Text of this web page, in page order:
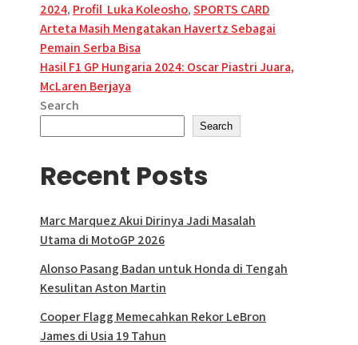
2024, Profil Luka Koleosho,SPORTS CARD
Post
navigation
Arteta Masih Mengatakan Havertz Sebagai
Pemain Serba Bisa
Hasil F1 GP Hungaria 2024: Oscar Piastri Juara,
McLaren Berjaya
Search
Search
Recent Posts
Marc Marquez Akui Dirinya Jadi Masalah
Utama di MotoGP 2026
Alonso Pasang Badan untuk Honda di Tengah
Kesulitan Aston Martin
Cooper Flagg Memecahkan Rekor LeBron
James di Usia 19 Tahun